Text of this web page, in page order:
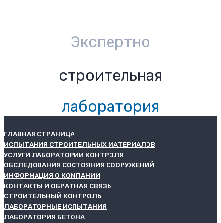
Экспертно
строительная
лаборатория
ГЛАВНАЯ СТРАНИЦА
ИСПЫТАНИЯ СТРОИТЕЛЬНЫХ МАТЕРИАЛОВ
УСЛУГИ ЛАБОРАТОРИИ КОНТРОЛЯ
ОБСЛЕДОВАНИЯ СОСТОЯНИЯ СООРУЖЕНИЙ
ИНФОРМАЦИЯ О КОМПАНИИ
КОНТАКТЫ И ОБРАТНАЯ СВЯЗЬ
СТРОИТЕЛЬНЫЙ КОНТРОЛЬ
ЛАБОРАТОРНЫЕ ИСПЫТАНИЯ
ЛАБОРАТОРИЯ БЕТОНА